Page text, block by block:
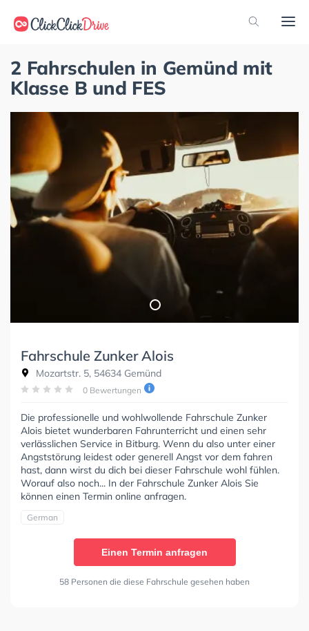
2 Fahrschulen in Gemünd mit
Klasse B und FES
Fahrschule Zunker Alois
Mozartstr. 5, 54634 Gemünd
0 Bewertungen
Die professionelle und wohlwollende Fahrschule Zunker
Alois bietet wunderbaren Fahrunterricht und einen sehr
verlässlichen Service in Bitburg. Wenn du also unter einer
Angststörung leidest oder generell Angst vor dem fahren
hast, dann wirst du dich bei dieser Fahrschule wohl fühlen.
Worauf also noch... In der Fahrschule Zunker Alois Sie
können einen Termin online anfragen.
German
Einen Termin anfragen
58 Personen die diese Fahrschule gesehen haben